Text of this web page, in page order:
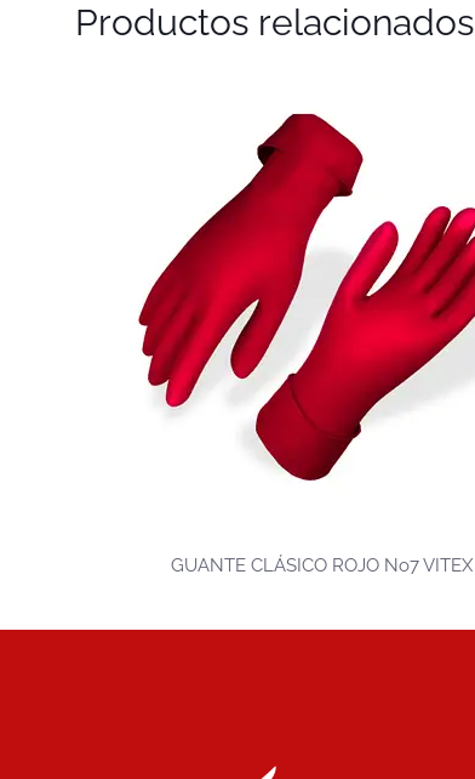
Productos relacionados
GUANTE CLÁSICO ROJO No7 VITEX